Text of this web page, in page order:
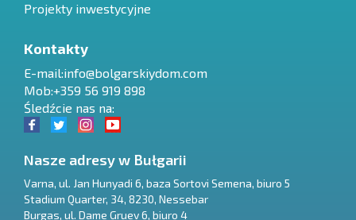
Projekty inwestycyjne
Kontakty
E-mail:info@bolgarskiydom.com
Mob:+359 56 919 898
Śledźcie nas na:
Nasze adresy w Bułgarii
Varna, ul. Jan Hunyadi 6, baza Sortovi Semena, biuro 5
Stadium Quarter, 34, 8230, Nessebar
Burgas, ul. Dame Gruev 6, biuro 4